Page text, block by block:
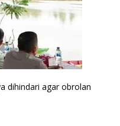
dihindari agar obrolan